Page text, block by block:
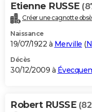
Etienne RUSSE
Créer une cagnotte
Naissance
19/07/1922 à Merville (
Décès
30/12/2009 à
Robert RUSSE